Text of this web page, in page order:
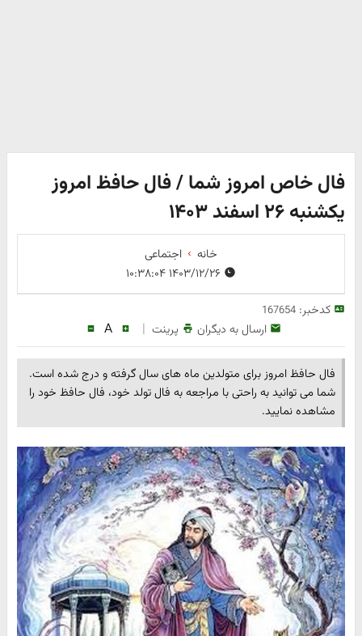
فال خاص امروز شما / فال حافظ امروز
یکشنبه ۲۶ اسفند ۱۴۰۳
خانه
اجتماعی
کدخبر:167654
ارسال به دیگران پرینت |
A
فال حافظ امروز برای متولدین ماه های سال گرفته و درج شده است.
شما می توانید به راحتی با مراجعه به فال تولد خود، فال حافظ خود را
مشاهده نمایید.